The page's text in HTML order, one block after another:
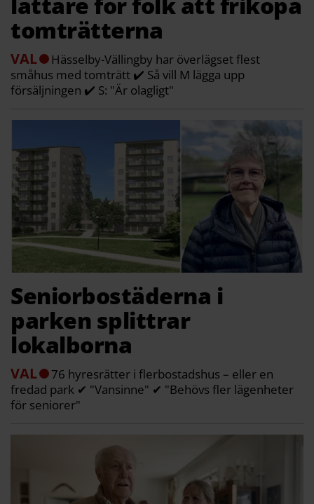
tomträtterna
VAL
Hässelby-Vällingby har överlägset flest
småhus med tomträtt ✔️ Så vill M lägga upp
försäljningen ✔️ S: "Är olagligt"
Seniorbostäderna i
parken splittrar
lokalborna
VAL
76 hyresrätter i flerbostadshus – eller en
fredad park ✔ "Vansinne" ✔ "Behövs fler lägenheter
för seniorer"